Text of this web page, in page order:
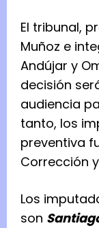
El tribunal,
Muñoz e
Andújar y
decisión
audiencia
tanto, los
preventiva
Corrección
Los
son